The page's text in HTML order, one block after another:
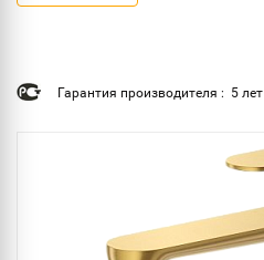
Гарантия производителя : 5 лет